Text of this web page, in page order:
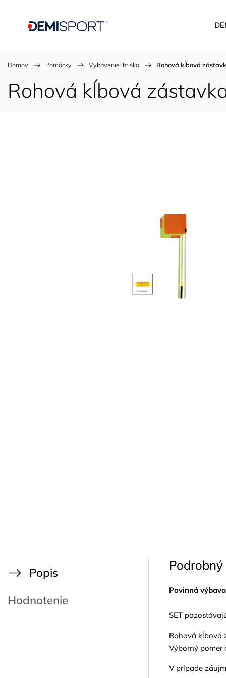
Domov / Pomôcky / Vybavenie ihriska / Rohová kĺbová
Rohová kĺbová
Popis
Hodnotenie
Povinná
SET
Rohová kĺbová
Výborný pomer
V prípade